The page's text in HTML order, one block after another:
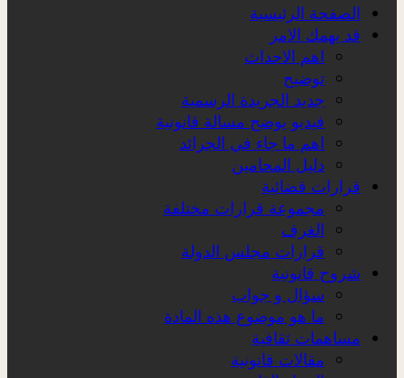
الصفحة الرئيسية
قد يهمك الامر
اهم الاحداث
توضيح
جديد الجريدة الرسمية
فيديو يوضح مسالة قانونية
اهم ما جاء في الجرائد
دليل المحامين
قرارات قضائية
مجموعة قرارات مختلفة
الغرف
قرارات مجلس الدولة
شروح قانونية
سؤال و جواب
ما هو موضوع هذه المادة
مساهمات ثقافية
مقالات قانونية